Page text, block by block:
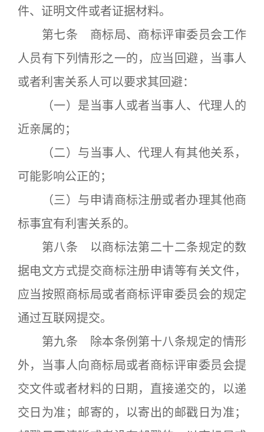
件、证明文件或者证据材料。
第七条 商标局、商标评审委员会工作
人员有下列情形之一的，应当回避，当事人
或者利害关系人可以要求其回避：
（一）是当事人或者当事人、代理人的
近亲属的；
（二）与当事人、代理人有其他关系，
可能影响公正的；
（三）与申请商标注册或者办理其他商
标事宜有利害关系的。
第八条 以商标法第二十二条规定的数
据电文方式提交商标注册申请等有关文件，
应当按照商标局或者商标评审委员会的规定
通过互联网提交。
第九条 除本条例第十八条规定的情形
外，当事人向商标局或者商标评审委员会提
交文件或者材料的日期，直接递交的，以递
交日为准；邮寄的，以寄出的邮戳日为准；